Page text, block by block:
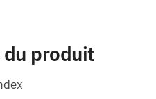
produit